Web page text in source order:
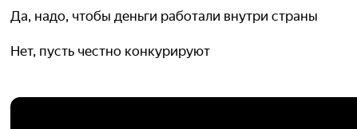
Да, надо, чтобы деньги работали внутри страны
Нет, пусть честно конкурируют